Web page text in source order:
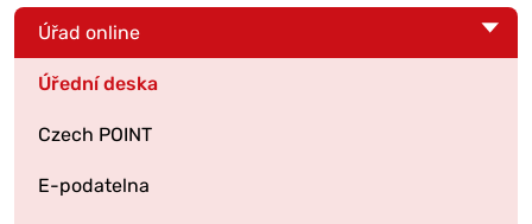
Úřad online
Úřední deska
Czech POINT
E-podatelna